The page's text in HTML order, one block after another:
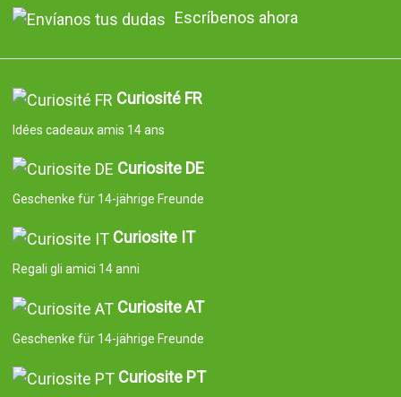
Escríbenos ahora
Curiosité FR
Idées cadeaux amis 14 ans
Curiosite DE
Geschenke für 14-jährige Freunde
Curiosite IT
Regali gli amici 14 anni
Curiosite AT
Geschenke für 14-jährige Freunde
Curiosite PT